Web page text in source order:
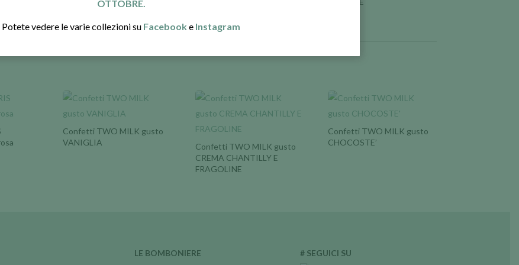
Confetti TWO MILK gusto
VANIGLIA
Confetti TWO MILK gusto
CREMA CHANTILLY E
FRAGOLINE
Confetti TWO MILK gusto
CHOCOSTE’
LE BOMBONIERE # SEGUICI SU
OTTOBRE.
Potete vedere le varie collezioni su Facebooke Instagram